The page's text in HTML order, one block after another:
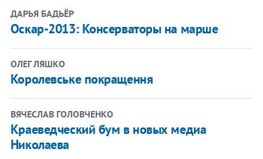
ДАРЬЯ БАДЬЁР
Оскар-2013: Консерваторы на марше
ОЛЕГ ЛЯШКО
Королевське покращення
ВЯЧЕСЛАВ ГОЛОВЧЕНКО
Краеведческий бум в новых медиа
Николаева